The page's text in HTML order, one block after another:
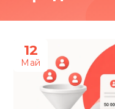
12
Май